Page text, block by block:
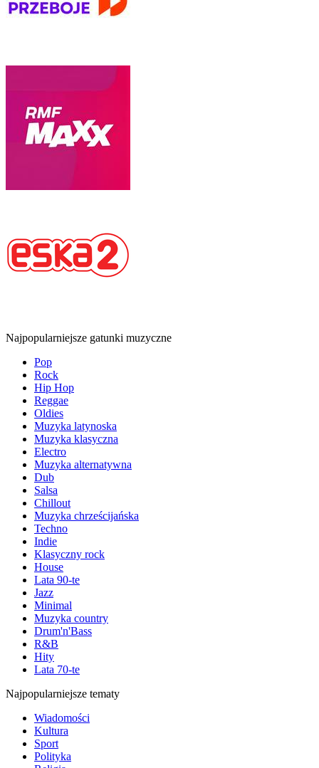
Najpopularniejsze gatunki muzyczne
Pop
Rock
Hip Hop
Reggae
Oldies
Muzyka latynoska
Muzyka klasyczna
Electro
Muzyka alternatywna
Dub
Salsa
Chillout
Muzyka chrześcijańska
Techno
Indie
Klasyczny rock
House
Lata 90-te
Jazz
Minimal
Muzyka country
Drum'n'Bass
R&B
Hity
Lata 70-te
Najpopularniejsze tematy
Wiadomości
Kultura
Sport
Polityka